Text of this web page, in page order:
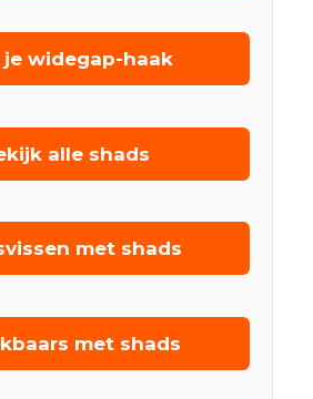
je widegap-haak
alle shads
met shads
met shads